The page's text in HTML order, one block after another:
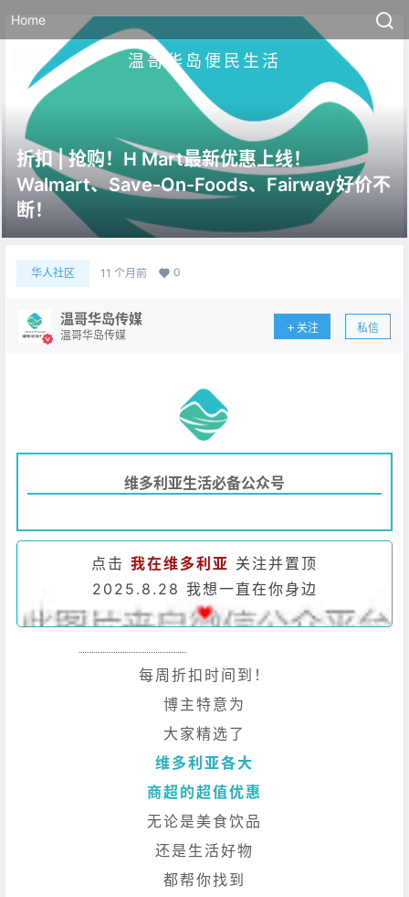
Home
温哥华岛便民生活
折扣 | 抢购！H Mart最新优惠上线！
Walmart、Save-On-Foods、Fairway好价不
断！
华人社区 11 个月前 0
温哥华岛传媒
温哥华岛传媒
关注 私信
维多利亚生活必备公众号
点击 我在维多利亚 关注并置顶
2025.8.28 我想一直在你身边
每周折扣时间到！
博主特意为
大家精选了
维多利亚各大
商超的超值优惠
无论是美食饮品
还是生活好物
都帮你找到